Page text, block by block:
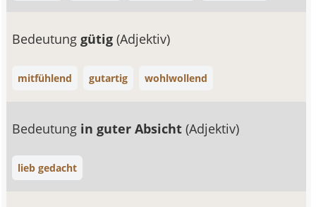
Bedeutunggütig(Adjektiv)
mitfühlend gutartig wohlwollend
Bedeutung in guter Absicht(Adjektiv)
lieb gedacht